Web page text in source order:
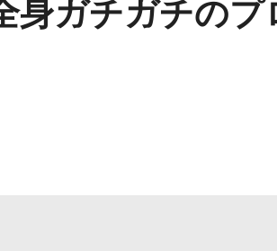
身ガチガチの